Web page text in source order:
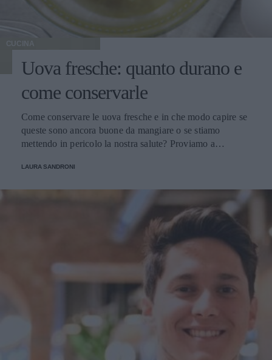
CUCINA
Uova fresche: quanto durano e
come conservarle
Come conservare le uova fresche e in che modo capire se
queste sono ancora buone da mangiare o se stiamo
mettendo in pericolo la nostra salute? Proviamo a
LAURA SANDRONI